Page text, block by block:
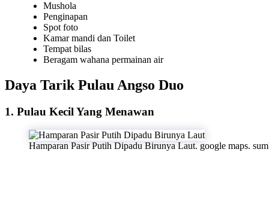
Mushola
Penginapan
Spot foto
Kamar mandi dan Toilet
Tempat bilas
Beragam wahana permainan air
Daya Tarik Pulau Angso Duo
1. Pulau Kecil Yang Menawan
Hamparan Pasir Putih Dipadu Birunya Laut. google maps.